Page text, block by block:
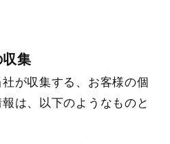
集
が収集する、お客様の個
は、以下のようなものと